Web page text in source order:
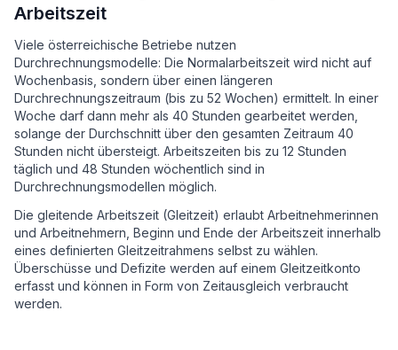
Arbeitszeit
Viele österreichische Betriebe nutzen
Durchrechnungsmodelle: Die Normalarbeitszeit wird nicht auf
Wochenbasis, sondern über einen längeren
Durchrechnungszeitraum (bis zu 52 Wochen) ermittelt. In einer
Woche darf dann mehr als 40 Stunden gearbeitet werden,
solange der Durchschnitt über den gesamten Zeitraum 40
Stunden nicht übersteigt. Arbeitszeiten bis zu 12 Stunden
täglich und 48 Stunden wöchentlich sind in
Durchrechnungsmodellen möglich.
Die gleitende Arbeitszeit (Gleitzeit) erlaubt Arbeitnehmerinnen
und Arbeitnehmern, Beginn und Ende der Arbeitszeit innerhalb
eines definierten Gleitzeitrahmens selbst zu wählen.
Überschüsse und Defizite werden auf einem Gleitzeitkonto
erfasst und können in Form von Zeitausgleich verbraucht
werden.